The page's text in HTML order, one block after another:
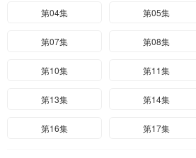
第04集 第05集
第07集 第08集
第10集 第11集
第13集 第14集
第16集 第17集